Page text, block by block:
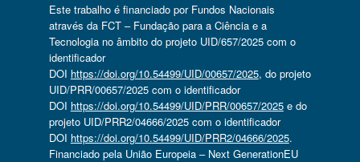
Este trabalho é financiado por Fundos Nacionais
através da FCT – Fundação para a Ciência e a
Tecnologia no âmbito do projeto UID/657/2025 com o
identificador
DOI https://doi.org/10.54499/UID/00657/2025, do projeto
UID/PRR/00657/2025 com o identificador
DOI https://doi.org/10.54499/UID/PRR/00657/2025e do
projeto UID/PRR2/04666/2025 com o identificador
DOI https://doi.org/10.54499/UID/PRR2/04666/2025.
Financiado pela União Europeia – Next GenerationEU